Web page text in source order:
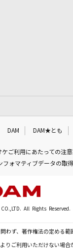
DAM DAM★とも
ケご利用にあたっての注
フォマティブデータの取
All Rights Reserved.
ず、著作権法の定める
りご利用いただけない場合